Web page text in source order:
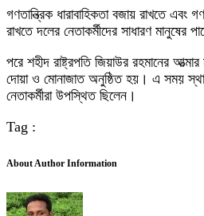
গণতান্ত্রিক ধারাবাহিকতা বজায় রাখতে এবং
রাখতে দলের নেতাকর্মীদের সাধারণ মানুষের
পরে শহীদ রাষ্ট্রপতি জিয়াউর রহমানের
দোয়া ও মোনাজাত অনুষ্ঠিত হয়। এ সময়
নেতাকর্মীরা উপস্থিত ছিলেন।
Tag :
About Author Information